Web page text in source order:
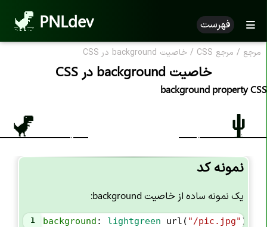
PNLdev فهرست
مرجع / مرجع CSS / خاصیت background در CSS
خاصیت background در CSS
background property CSS
نمونه کد
یک نمونه ساده از خاصیت background:
1 background : lightgreen url ( "/pic.jpg" )
CSS Reference
خاصیت های CSS
خاصیت align-content
خاصیت align-self
خاصیت all